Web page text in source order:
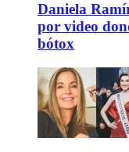
Daniela
por video
bótox